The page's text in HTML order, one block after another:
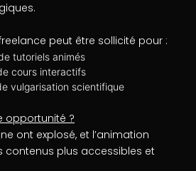
peut être sollicité pour :
tutoriels animés
cours interactifs
vulgarisation scientifique
opportunité ?
ont explosé, et l’animation
contenus plus accessibles et